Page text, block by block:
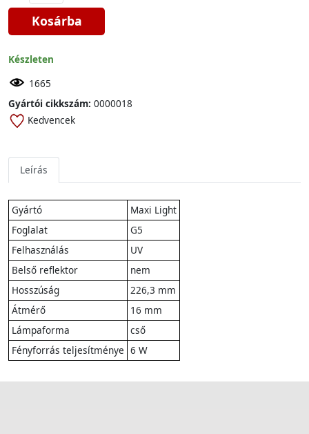
Kosárba
Készleten
1665
Gyártói cikkszám: 0000018
Kedvencek
Leírás
Gyártó
Maxi Light
Foglalat
G5
Felhasználás
UV
Belső reflektor
nem
Hosszúság
226,3 mm
Átmérő
16 mm
Lámpaforma
cső
Fényforrás teljesítménye 6 W